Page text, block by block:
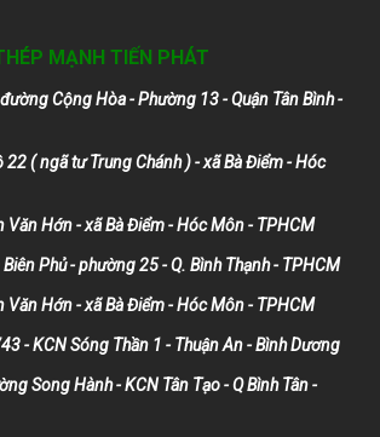
MẠNH TIẾN PHÁT
Cộng Hòa - Phường 13 - Quận Tân Bình -
22 ( ngã tư Trung Chánh ) - xã Bà Điểm - Hóc
Văn Hớn - xã Bà Điểm - Hóc Môn - TPHCM
Phủ - phường 25 - Q. Bình Thạnh - TPHCM
Văn Hớn - xã Bà Điểm - Hóc Môn - TPHCM
- KCN Sóng Thần 1 - Thuận An - Bình Dương
Song Hành - KCN Tân Tạo - Q Bình Tân -